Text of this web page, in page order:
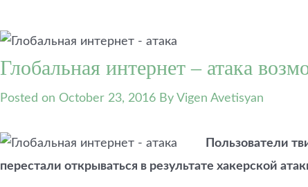
Глобальная интернет – атака
Posted on October 23, 2016 By Vigen Avetisyan
Пользователи
перестали открываться в результате хакерской